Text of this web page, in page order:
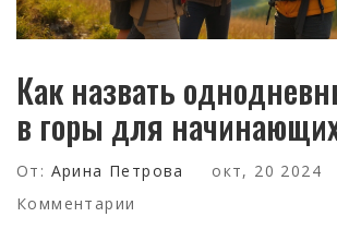
Как назвать
в горы для
От: Арина Петрова окт, 20 2024
Комментарии